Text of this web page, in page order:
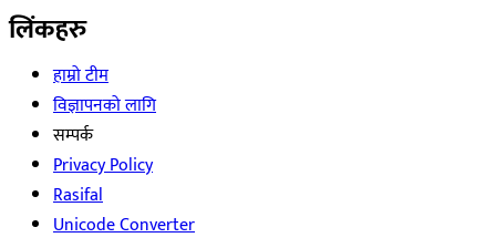
लिंकहरु
हाम्रो टीम
विज्ञापनको लागि
सम्पर्क
Privacy Policy
Rasifal
Unicode Converter